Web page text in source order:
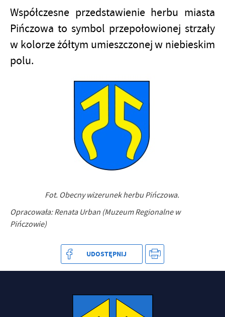
Współczesne przedstawienie herbu miasta
Pińczowa to symbol przepołowionej strzały
w kolorze żółtym umieszczonej w niebieskim
polu.
Fot. Obecny wizerunek herbu Pińczowa.
Opracowała: Renata Urban (Muzeum Regionalne w
Pińczowie)
UDOSTĘPNIJ